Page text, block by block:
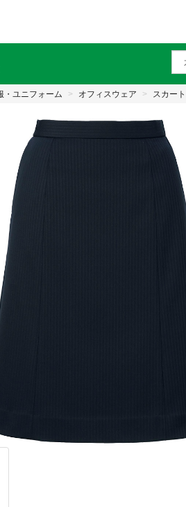
・ユニフォーム オフィスウェア スカート